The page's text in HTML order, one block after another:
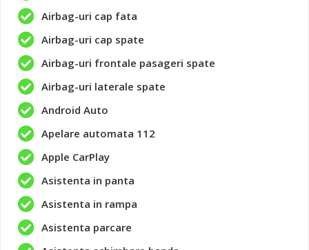
Airbag-uri cap fata
Airbag-uri cap spate
Airbag-uri frontale pasageri spate
Airbag-uri laterale spate
Android Auto
Apelare automata 112
Apple CarPlay
Asistenta in panta
Asistenta in rampa
Asistenta parcare